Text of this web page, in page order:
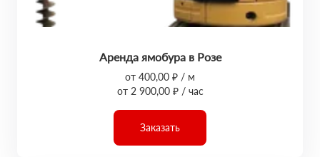
Аренда ямобура в Розе
от 400,00 ₽ / м
от 2 900,00 ₽ / час
Заказать